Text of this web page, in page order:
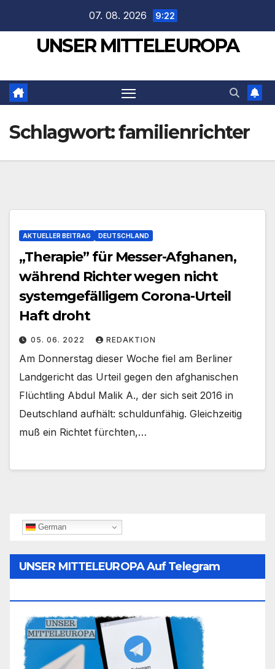
springen
07. 08. 2026 9:22
UNSER MITTELEUROPA
Schlagwort:familienrichter
AKTUELLER BEITRAG DEUTSCHLAND
„Therapie” für Messer-Afghanen,
während Richter wegen nicht
systemgefälligem Corona-Urteil
Haft droht
05. 06. 2022 REDAKTION
Am Donnerstag dieser Woche fiel am Berliner
Landgericht das Urteil gegen den afghanischen
Flüchtling Abdul Malik A., der sich seit 2016 in
Deutschland aufhält: schuldunfähig. Gleichzeitig
muß ein Richtet fürchten,…
German
UNSER MITTELEUROPA Auf Telegram